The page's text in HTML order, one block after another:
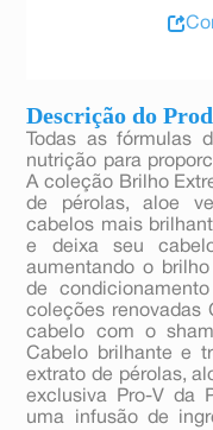
Descrição do
Todas as fórmulas
nutrição para
A coleção Brilho
de pérolas, aloe
cabelos mais
e deixa seu
aumentando o
de
coleções renovadas
cabelo com o
Cabelo brilhante e
extrato de pérolas,
exclusiva Pro-V da
uma infusão de